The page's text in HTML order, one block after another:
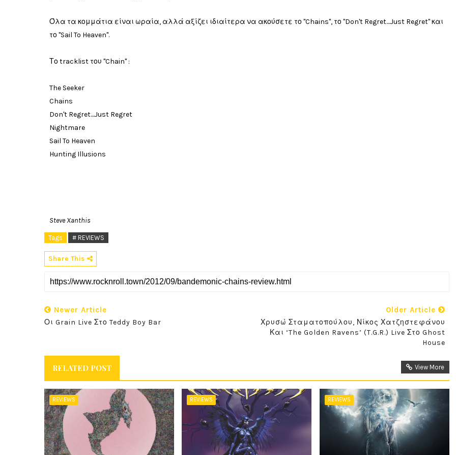
Όλα τα κομμάτια είναι ωραία, αλλά αξίζει ιδιαίτερα να ακούσετε το "Chains", το "Don't Regret....Just Regret" και
το "Sail To Heaven".
Το tracklist του "Chain" :
The Seeker
Chains
Don't Regret....Just Regret
Nightmare
Sail To Heaven
Hunting Illusions
Steve Xanthis
Tags # REVIEWS
Share This
Newer Article
Οι Grain Live Στο Teddy Boy Bar
Older Article
Χρυσώ Σταματοπούλου, Νίκος Χατζηστεφάνου
Και ‘The Golden Ravens’ (T.G.R.) Live Στο Ghost
House
RELATED POST View More
REVIEWS REVIEWS REVIEWS